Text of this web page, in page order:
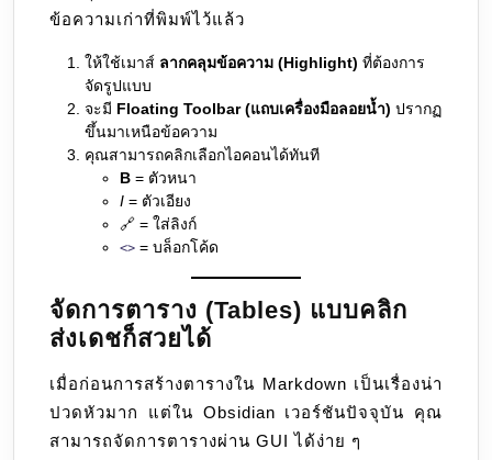
ข้อความเก่าที่พิมพ์ไว้แล้ว
ให้ใช้เมาส์ ลากคลุมข้อความ (Highlight) ที่ต้องการ
จัดรูปแบบ
จะมี Floating Toolbar (แถบเครื่องมือลอยน้ำ) ปรากฏ
ขึ้นมาเหนือข้อความ
คุณสามารถคลิกเลือกไอคอนได้ทันที
B = ตัวหนา
I = ตัวเอียง
🔗 = ใส่ลิงก์
<> = บล็อกโค้ด
จัดการตาราง (Tables) แบบคลิก
ส่งเดชก็สวยได้
เมื่อก่อนการสร้างตารางใน Markdown เป็นเรื่องน่า
ปวดหัวมาก แต่ใน Obsidian เวอร์ชันปัจจุบัน คุณ
สามารถจัดการตารางผ่าน GUI ได้ง่าย ๆ